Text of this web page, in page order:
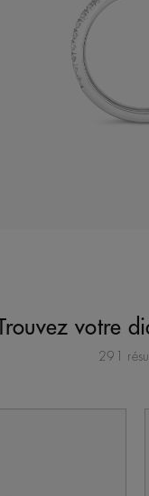
votre
291
de la page.